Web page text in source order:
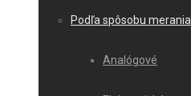
Podľa spôsobu merania
Analógové